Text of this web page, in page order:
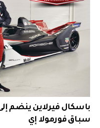
باسكال فيرلاين ينضم
سباق فورمولا إي